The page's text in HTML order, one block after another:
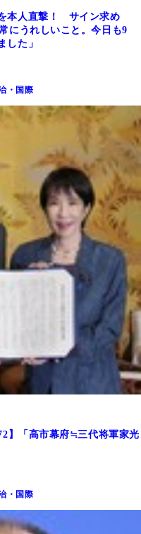
本人直撃！ サイン求め
にうれしいこと。今日も9
した」
・国際
】「高市幕府≒三代将軍家光
・国際